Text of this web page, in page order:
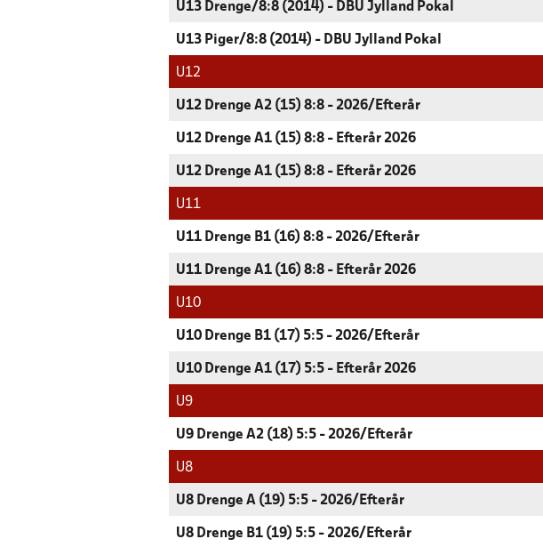
U13 Drenge/8:8 (2014) - DBU Jylland Pokal
U13 Piger/8:8 (2014) - DBU Jylland Pokal
U12
U12 Drenge A2 (15) 8:8 - 2026/Efterår
U12 Drenge A1 (15) 8:8 - Efterår 2026
U12 Drenge A1 (15) 8:8 - Efterår 2026
U11
U11 Drenge B1 (16) 8:8 - 2026/Efterår
U11 Drenge A1 (16) 8:8 - Efterår 2026
U10
U10 Drenge B1 (17) 5:5 - 2026/Efterår
U10 Drenge A1 (17) 5:5 - Efterår 2026
U9
U9 Drenge A2 (18) 5:5 - 2026/Efterår
U8
U8 Drenge A (19) 5:5 - 2026/Efterår
U8 Drenge B1 (19) 5:5 - 2026/Efterår